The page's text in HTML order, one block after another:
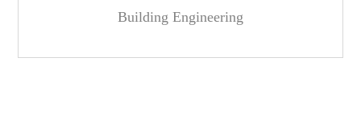
Building Engineering